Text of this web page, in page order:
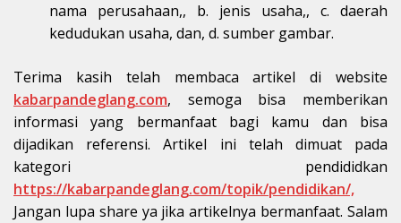
nama perusahaan,, b. jenis usaha,, c. daerah
kedudukan usaha, dan, d. sumber gambar.
Terima kasih telah membaca artikel di website
kabarpandeglang.com, semoga bisa memberikan
informasi yang bermanfaat bagi kamu dan bisa
dijadikan referensi. Artikel ini telah dimuat pada
kategori pendididkan
https://kabarpandeglang.com/topik/pendidikan/,
Jangan lupa share ya jika artikelnya bermanfaat. Salam